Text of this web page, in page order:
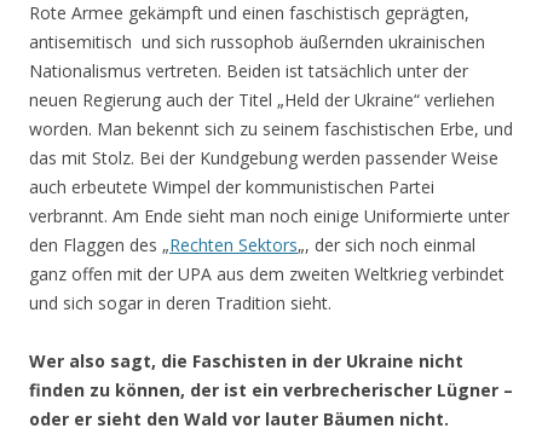
Rote Armee gekämpft und einen faschistisch geprägten,
antisemitisch und sich russophob äußernden ukrainischen
Nationalismus vertreten. Beiden ist tatsächlich unter der
neuen Regierung auch der Titel „Held der Ukraine“ verliehen
worden. Man bekennt sich zu seinem faschistischen Erbe, und
das mit Stolz. Bei der Kundgebung werden passender Weise
auch erbeutete Wimpel der kommunistischen Partei
verbrannt. Am Ende sieht man noch einige Uniformierte unter
den Flaggen des „Rechten Sektors„, der sich noch einmal
ganz offen mit der UPA aus dem zweiten Weltkrieg verbindet
und sich sogar in deren Tradition sieht.
Wer also sagt, die Faschisten in der Ukraine nicht
finden zu können, der ist ein verbrecherischer Lügner –
oder er sieht den Wald vor lauter Bäumen nicht.